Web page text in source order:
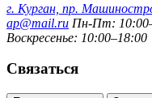
г. Курган, пр.
ap@mail.ru Пн-Пт:
Воскресенье: 10:00–18:00
Связаться